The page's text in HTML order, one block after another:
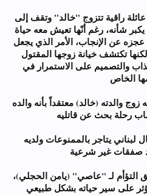
راقية تتزوج "خالد" وتقف إلى
شأنه، رغم أنّها تعيش معه حياة
عن الإنجاب، الأمر الذي يجعل
تكتشف خيانة زوجها المقتول
والتصميم على الاستمرار في
الخاص
والدته (خالد) معتقداً بأنه والده
رحلة بحث عن قاتليه
لبناني يتاجر بالممنوعات ولديه
صفقات غير شرعية
لـ "عاصي" (يامن الحجلي)،
على سير حياته بشكل طبيعي